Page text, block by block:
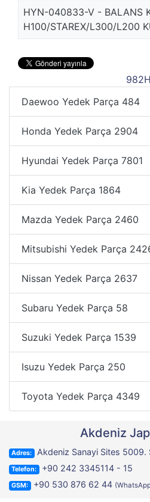
HYN-040833-V - BALANS
H100/STAREX/L300/L200
982
Daewoo Yedek Parça 484
Honda Yedek Parça 2904
Hyundai Yedek Parça 7801
Kia Yedek Parça 1864
Mazda Yedek Parça 2460
Mitsubishi Yedek Parça
Nissan Yedek Parça 2637
Subaru Yedek Parça 58
Suzuki Yedek Parça 1539
Isuzu Yedek Parça 250
Toyota Yedek Parça 4349
Akdeniz
Adres: Akdeniz Sanayi Sites 5009.
Telefon: +90 242 3345114 - 15
GSM: +90 530 876 62 44